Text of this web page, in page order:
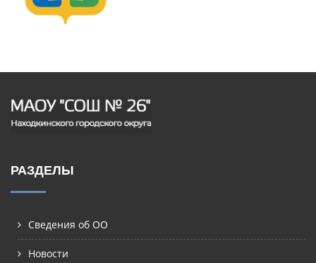
РАЗДЕЛЫ
Сведения об ОО
Новости